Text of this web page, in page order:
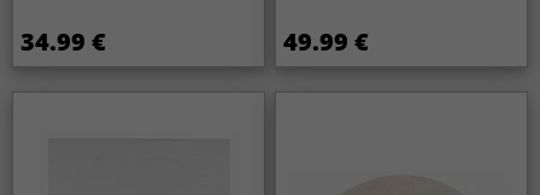
34.99 € 49.99 €